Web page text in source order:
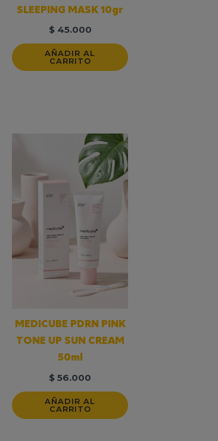
SLEEPING MASK 10gr
$45.000
AÑADIR AL
CARRITO
MEDICUBE PDRN PINK
TONE UP SUN CREAM
50ml
$ 56.000
AÑADIR AL
CARRITO